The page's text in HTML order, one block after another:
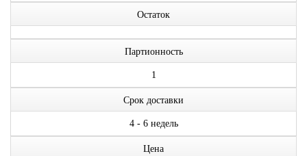
Остаток
Партионность
1
Срок доставки
4 - 6 недель
Цена